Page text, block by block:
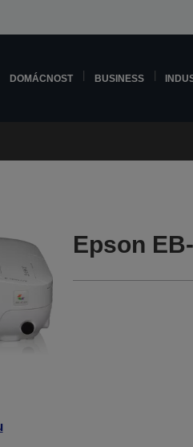
DOMÁCNOST BUSINESS
Epson